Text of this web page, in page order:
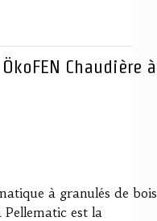
Chaudière à
à granulés de bois
est la